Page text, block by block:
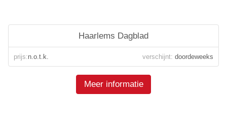
Haarlems Dagblad
prijs:n.o.t.k. verschijnt: doordeweeks
Meer informatie